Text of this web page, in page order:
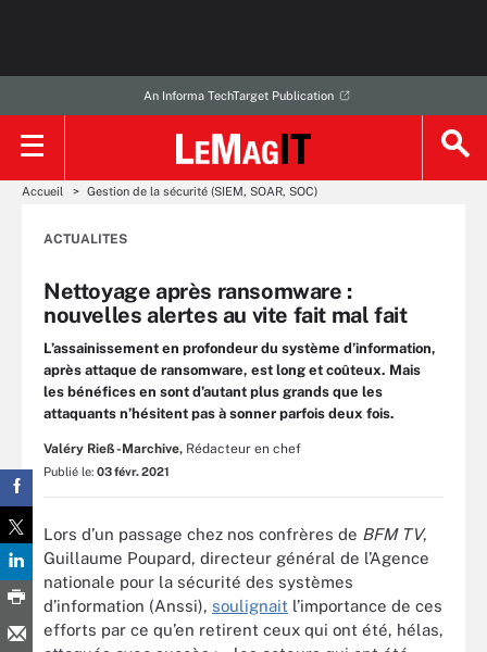
An Informa TechTarget Publication
Accueil Gestion de la sécurité (SIEM, SOAR, SOC)
ACTUALITES
Nettoyage après ransomware :
nouvelles alertes au vite fait mal fait
L’assainissement en profondeur du système d’information,
après attaque de ransomware, est long et coûteux. Mais
les bénéfices en sont d’autant plus grands que les
attaquants n’hésitent pas à sonner parfois deux fois.
Valéry Rieß-Marchive, Rédacteur en chef
Publié le: 03 févr. 2021
Lors d’un passage chez nos confrères de BFM TV,
Guillaume Poupard, directeur général de l’Agence
nationale pour la sécurité des systèmes
d’information (Anssi), soulignait l’importance de ces
efforts par ce qu’en retirent ceux qui ont été, hélas,